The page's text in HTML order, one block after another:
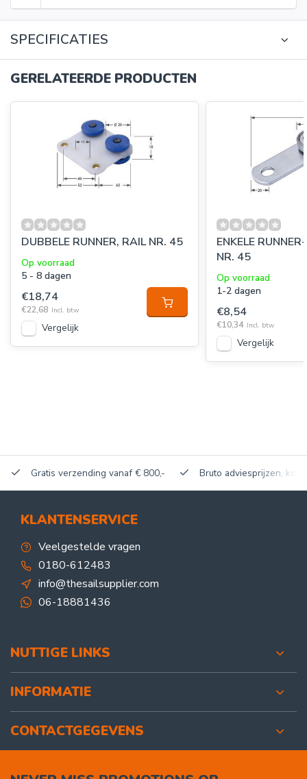
SPECIFICATIES
GERELATEERDE PRODUCTEN
DUBBELE RUNNER, RAIL NR. 45
Op voorraad
5 - 8 dagen
€18,74
€22,68 Incl. btw
Vergelijk
ENKELE
NR. 45
Op voorraad
1-2 dagen
€8,54
€10,34 Incl. btw
Vergelijk
Gratis verzending vanaf € 800,- Bruto adviesprijzen,
KLANTENSERVICE
Veelgestelde vragen
0180-612483
info@thesailsupplier.com
06-18881436
NUTTIGE LINKS
INFORMATIE
CONTACTGEGEVENS